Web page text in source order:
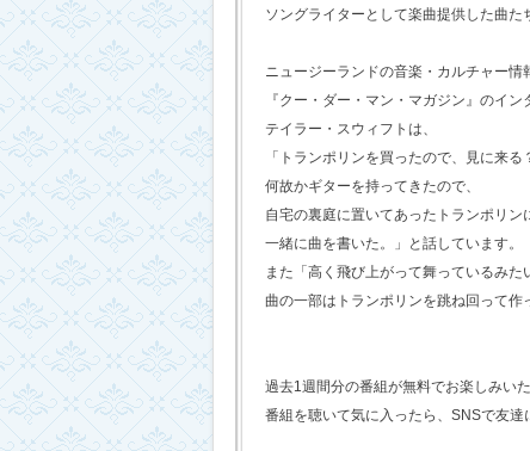
ソングライターとして楽曲提供した曲た
ニュージーランドの音楽・カルチャー情
『クー・ダー・マン・マガジン』のイン
テイラー・スウィフトは、
「トランポリンを買ったので、見に来る
何故かギターを持ってきたので、
自宅の裏庭に置いてあったトランポリン
一緒に曲を書いた。」と話しています。
また「高く飛び上がって舞っているみた
曲の一部はトランポリンを跳ね回って作
過去1週間分の番組が無料でお楽しみい
番組を聴いて気に入ったら、SNSで友達